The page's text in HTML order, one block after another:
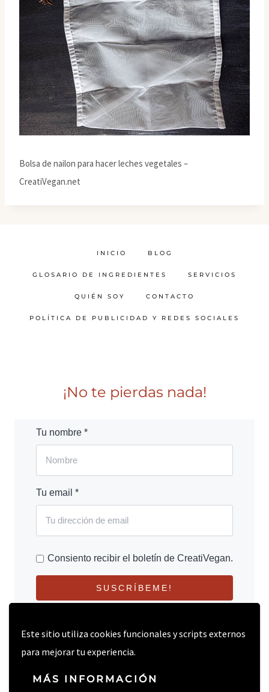
Este sitio utiliza cookies funcionales y scripts externos
para mejorar tu experiencia.
MÁS INFORMACIÓN
Bolsa de nailon para hacer leches vegetales –
CreatiVegan.net
INICIO BLOG
GLOSARIO DE INGREDIENTES SERVICIOS
QUIÉN SOY CONTACTO
POLÍTICA DE PUBLICIDAD Y REDES SOCIALES
¡No te pierdas nada!
Tu nombre *
Tu email *
Consiento recibir el boletín de CreatiVegan.
SUSCRÍBEME!